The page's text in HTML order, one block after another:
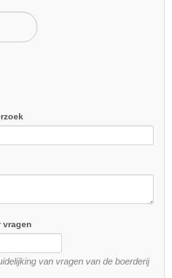
vragen
van vragen van de boerderij